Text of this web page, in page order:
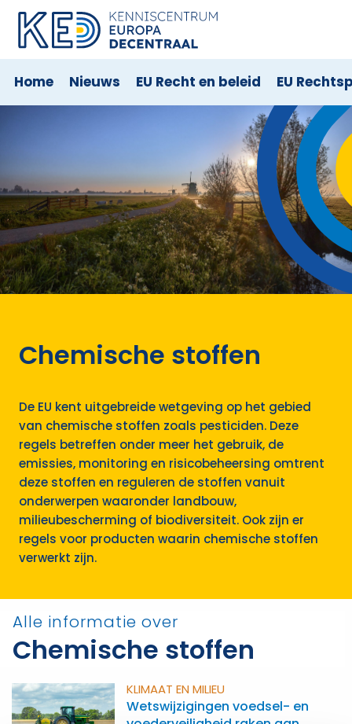
Home Nieuws EU Recht en beleid EU
Chemische stoffen
De EU kent uitgebreide wetgeving op het gebied
van chemische stoffen zoals pesticiden. Deze
regels betreffen onder meer het gebruik, de
emissies, monitoring en risicobeheersing omtrent
deze stoffen en reguleren de stoffen vanuit
onderwerpen waaronder landbouw,
milieubescherming of biodiversiteit. Ook zijn er
regels voor producten waarin chemische stoffen
verwerkt zijn.
Alle informatie over
Chemische stoffen
KLIMAAT EN MILIEU
Wetswijzigingen voedsel- en